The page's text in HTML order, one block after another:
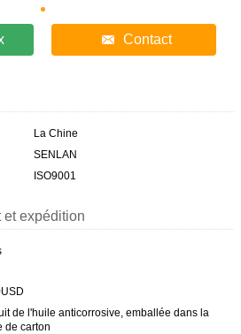
Contact
La Chine
SENLAN
ISO9001
expédition
de l'huile anticorrosive, emballée dans la
de carton